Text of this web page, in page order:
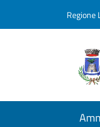
Regione